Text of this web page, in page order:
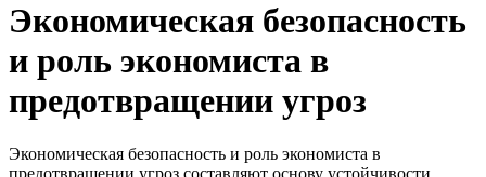
Экономическая безопасность
и роль экономиста в
предотвращении угроз
Экономическая безопасность и роль экономиста в
предотвращении угроз составляют основу устойчивости